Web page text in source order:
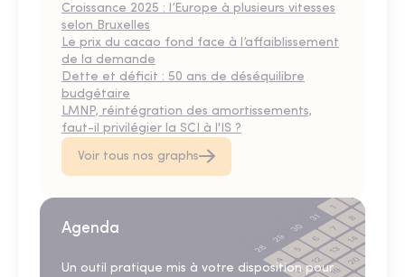
Croissance 2025 : l’Europe à plusieurs vitesses
selon Bruxelles
Le prix du cacao fond face à l’affaiblissement
de la demande
Dette et déficit : 50 ans de déséquilibre
budgétaire
LMNP, réintégration des amortissements,
faut-il privilégier la SCI à l'IS ?
Voir tous nos graphs
Agenda
Un outil pratique mis à votre disposition pour